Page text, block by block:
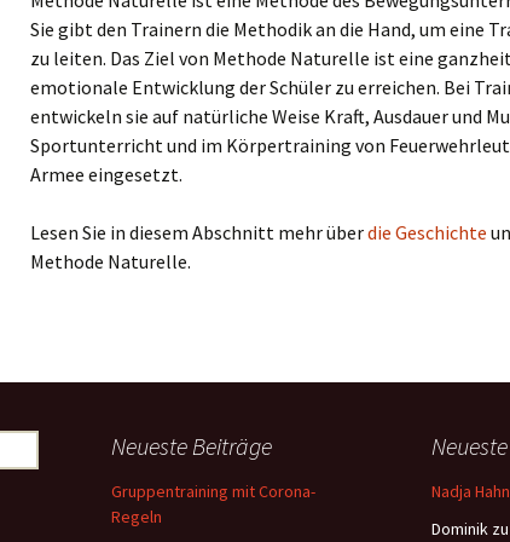
Sie gibt den Trainern die Methodik an die Hand, um eine
zu leiten. Das Ziel von Methode Naturelle ist eine
emotionale Entwicklung der Schüler zu erreichen. Bei
entwickeln sie auf natürliche Weise Kraft, Ausdauer und
Sportunterricht und im Körpertraining von
Armee eingesetzt.
Lesen Sie in diesem Abschnitt mehr überdie Geschichte
Methode Naturelle.
Neueste Beiträge
Gruppentraining mit Corona-
Regeln
Nadja Hahn
Dominik zu